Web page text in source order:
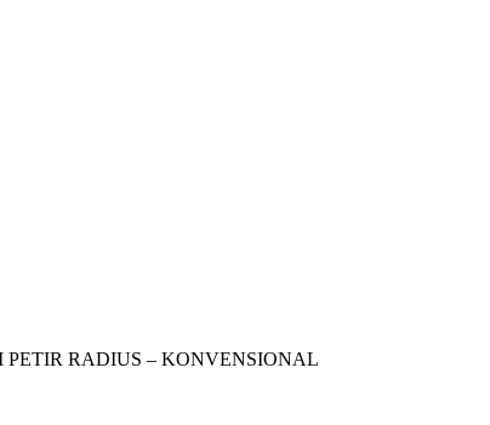
PETIR RADIUS – KONVENSIONAL